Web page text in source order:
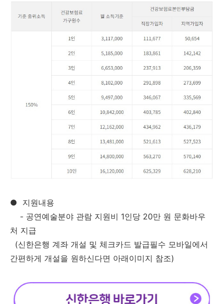
● 지원내용
- 공연예술분야 관람 지원비 1인당 20만 원 문화바우
처 지급
(신한은행 계좌 개설 및 체크카드 발급필수 모바일에서
간편하게 개설을 원하신다면 아래이미지 참조)